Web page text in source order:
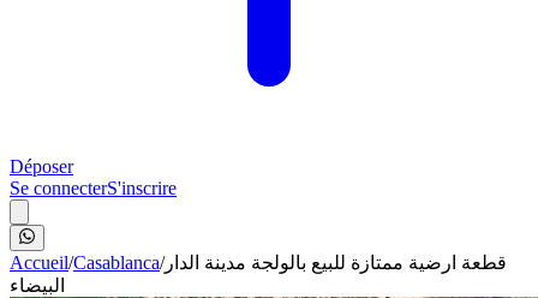
Déposer
Se connecterS'inscrire
Accueil/Casablanca/قطعة ارضية ممتازة للبيع بالولجة مدينة الدار
البيضاء